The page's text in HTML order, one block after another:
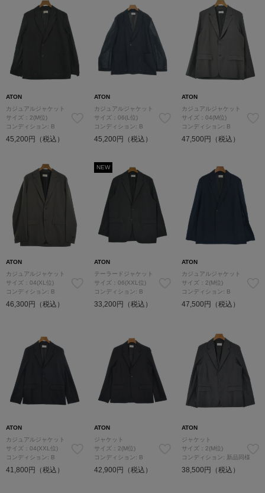
ATON
カジュアルジャケット
サイズ：2(M位)
コンディション: B
45,200円（税込）
ATON
カジュアルジャケット
サイズ：06(L位)
コンディション: B
45,200円（税込）
ATON
カジュアルジャケット
サイズ：04(M位)
コンディション: B
47,500円（税込）
ATON
カジュアルジャケット
サイズ：04(XL位)
コンディション: B
46,300円（税込）
NEW
ATON
テーラードジャケット
サイズ：06(XXL位)
コンディション: B
33,200円（税込）
ATON
カジュアルジャケット
サイズ：2(M位)
コンディション: B
47,500円（税込）
ATON
カジュアルジャケット
サイズ：04(XXL位)
コンディション: B
41,800円（税込）
ATON
ジャケット
サイズ：2(M位)
コンディション: B
42,900円（税込）
ATON
ジャケット
サイズ：2(M位)
コンディション: 新品同様
38,500円（税込）